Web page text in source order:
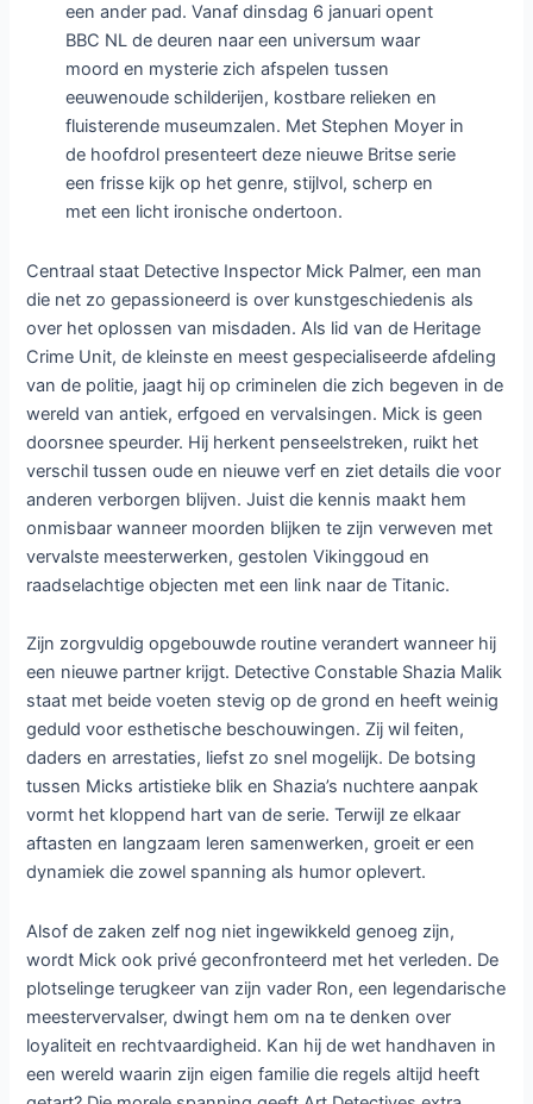
een ander pad. Vanaf dinsdag 6 januari opent
BBC NL de deuren naar een universum waar
moord en mysterie zich afspelen tussen
eeuwenoude schilderijen, kostbare relieken en
fluisterende museumzalen. Met Stephen Moyer in
de hoofdrol presenteert deze nieuwe Britse serie
een frisse kijk op het genre, stijlvol, scherp en
met een licht ironische ondertoon.
Centraal staat Detective Inspector Mick Palmer, een man
die net zo gepassioneerd is over kunstgeschiedenis als
over het oplossen van misdaden. Als lid van de Heritage
Crime Unit, de kleinste en meest gespecialiseerde afdeling
van de politie, jaagt hij op criminelen die zich begeven in de
wereld van antiek, erfgoed en vervalsingen. Mick is geen
doorsnee speurder. Hij herkent penseelstreken, ruikt het
verschil tussen oude en nieuwe verf en ziet details die voor
anderen verborgen blijven. Juist die kennis maakt hem
onmisbaar wanneer moorden blijken te zijn verweven met
vervalste meesterwerken, gestolen Vikinggoud en
raadselachtige objecten met een link naar de Titanic.
Zijn zorgvuldig opgebouwde routine verandert wanneer hij
een nieuwe partner krijgt. Detective Constable Shazia Malik
staat met beide voeten stevig op de grond en heeft weinig
geduld voor esthetische beschouwingen. Zij wil feiten,
daders en arrestaties, liefst zo snel mogelijk. De botsing
tussen Micks artistieke blik en Shazia’s nuchtere aanpak
vormt het kloppend hart van de serie. Terwijl ze elkaar
aftasten en langzaam leren samenwerken, groeit er een
dynamiek die zowel spanning als humor oplevert.
Alsof de zaken zelf nog niet ingewikkeld genoeg zijn,
wordt Mick ook privé geconfronteerd met het verleden. De
plotselinge terugkeer van zijn vader Ron, een legendarische
meestervervalser, dwingt hem om na te denken over
loyaliteit en rechtvaardigheid. Kan hij de wet handhaven in
een wereld waarin zijn eigen familie die regels altijd heeft